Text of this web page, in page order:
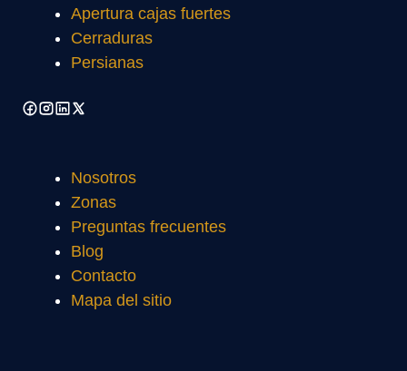
Apertura cajas fuertes
Cerraduras
Persianas
Nosotros
Zonas
Preguntas frecuentes
Blog
Contacto
Mapa del sitio